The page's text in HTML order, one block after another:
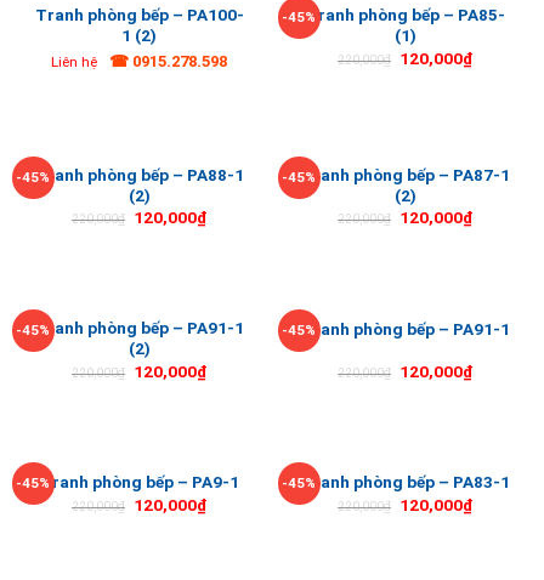
Tranh phòng bếp – PA100-
1 (2)
Liên hệ ☎ 0915.278.598
-45%Tranh phòng bếp – PA85-
(1)
220,000₫ 120,000₫
-45%Tranh phòng bếp – PA88-1
(2)
220,000₫ 120,000₫
-45%Tranh phòng bếp – PA87-1
(2)
220,000₫ 120,000₫
-45%Tranh phòng bếp – PA91-1
(2)
220,000₫ 120,000₫
-45%Tranh phòng bếp – PA91-1
220,000₫ 120,000₫
-45%Tranh phòng bếp – PA9-1
220,000₫ 120,000₫
-45%Tranh phòng bếp – PA83-1
220,000₫ 120,000₫